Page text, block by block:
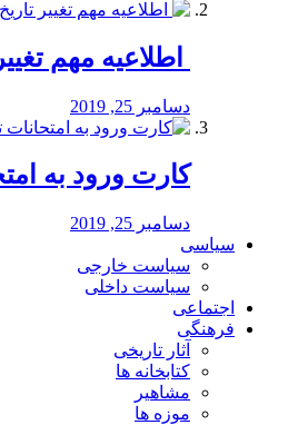
اطلاعیه مهم
دسامبر 25, 2019
کارت ورود به
دسامبر 25, 2019
سیاسی
سیاست خارجی
سیاست داخلی
اجتماعی
فرهنگی
آثار تاریخی
کتابخانه ها
مشاهیر
موزه ها